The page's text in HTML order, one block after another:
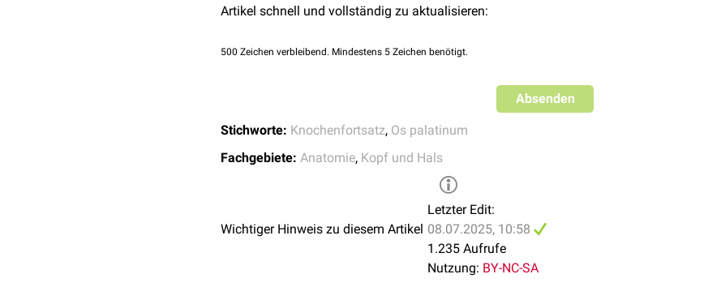
Artikel schnell und vollständig zu aktualisieren:
500 Zeichen verbleibend. Mindestens 5 Zeichen benötigt.
Absenden
Stichworte: Knochenfortsatz, Os palatinum
Fachgebiete: Anatomie, Kopf und Hals
Wichtiger Hinweis zu diesem Artikel
Letzter Edit:
08.07.2025, 10:58
1.235 Aufrufe
Nutzung: BY-NC-SA